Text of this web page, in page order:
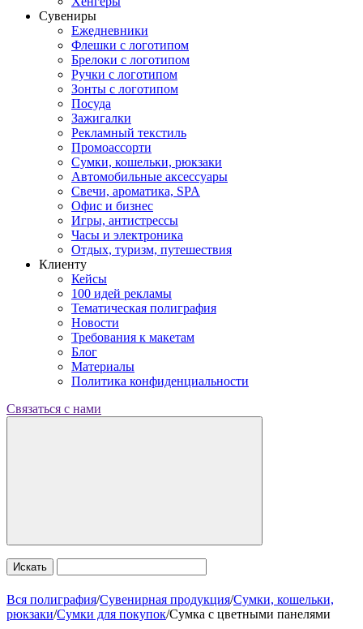
Сувениры
Ежедневники
Флешки с логотипом
Брелоки с логотипом
Ручки с логотипом
Зонты с логотипом
Посуда
Зажигалки
Рекламный текстиль
Промоассорти
Сумки, кошельки, рюкзаки
Автомобильные аксессуары
Свечи, ароматика, SPA
Офис и бизнес
Игры, антистрессы
Часы и электроника
Отдых, туризм, путешествия
Клиенту
Кейсы
100 идей рекламы
Тематическая полиграфия
Новости
Требования к макетам
Блог
Материалы
Политика конфиденциальности
Связаться с нами
Искать
Вся полиграфия/Сувенирная продукция/Сумки, кошельки,
рюкзаки/Сумки для покупок/Сумка с цветными панелями